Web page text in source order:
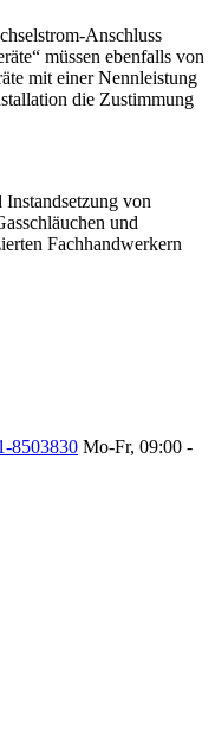
Anschluss
müssen ebenfalls von
mit einer Nennleistung
die Zustimmung
von
und
Fachhandwerkern
8503830 Mo-Fr, 09:00 -